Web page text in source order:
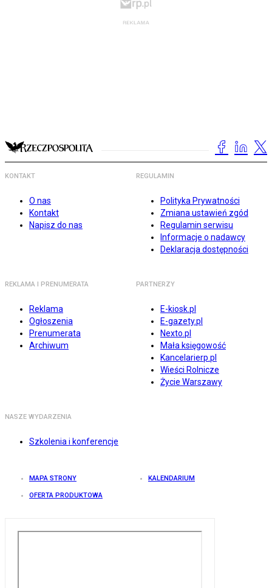
KONTAKT
O nas
Kontakt
Napisz do nas
REGULAMIN
Polityka Prywatności
Zmiana ustawień zgód
Regulamin serwisu
Informacje o nadawcy
Deklaracja dostępności
REKLAMA I PRENUMERATA
Reklama
Ogłoszenia
Prenumerata
Archiwum
PARTNERZY
E-kiosk.pl
E-gazety.pl
Nexto.pl
Mała księgowość
Kancelarierp.pl
Wieści Rolnicze
Życie Warszawy
NASZE WYDARZENIA
Szkolenia i konferencje
MAPA STRONY KALENDARIUM
OFERTA PRODUKTOWA